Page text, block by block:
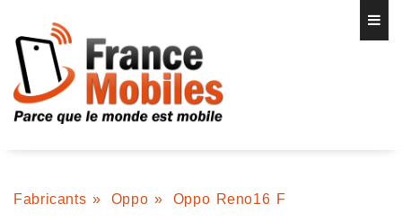
Fabricants » Oppo » Oppo Reno16 F